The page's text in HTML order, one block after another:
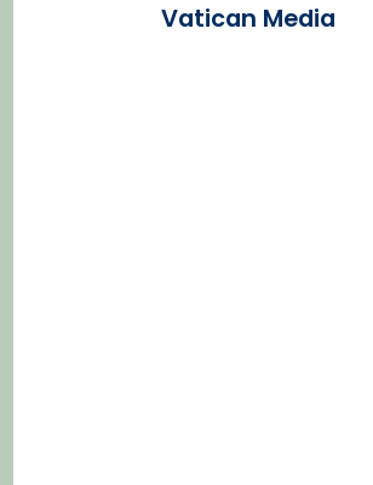
Vatican Media